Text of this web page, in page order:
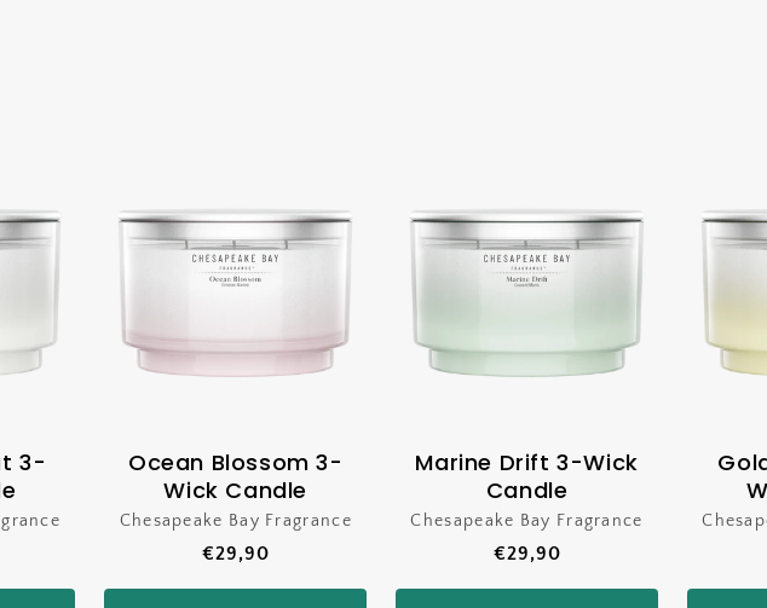
3-
Ocean Blossom 3-
Wick Candle
Verkoper:
Chesapeake Bay Fragrance
Normale
€29,90
Marine Drift 3-Wick
Candle
Verkoper:
Chesapeake Bay Fragrance
Normale
€29,90